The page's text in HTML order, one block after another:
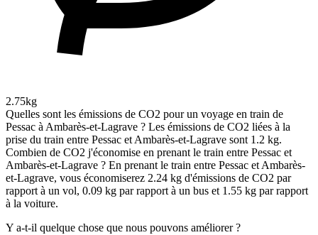
2.75kg
Quelles sont les émissions de CO2 pour un voyage en train de
Pessac à Ambarès-et-Lagrave ? Les émissions de CO2 liées à la
prise du train entre Pessac et Ambarès-et-Lagrave sont 1.2 kg.
Combien de CO2 j'économise en prenant le train entre Pessac et
Ambarès-et-Lagrave ? En prenant le train entre Pessac et Ambarès-
et-Lagrave, vous économiserez 2.24 kg d'émissions de CO2 par
rapport à un vol, 0.09 kg par rapport à un bus et 1.55 kg par rapport
à la voiture.
Y a-t-il quelque chose que nous pouvons améliorer ?